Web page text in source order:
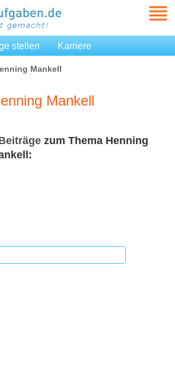
stellen Karriere
Mankell
Mankell
zum Thema Henning